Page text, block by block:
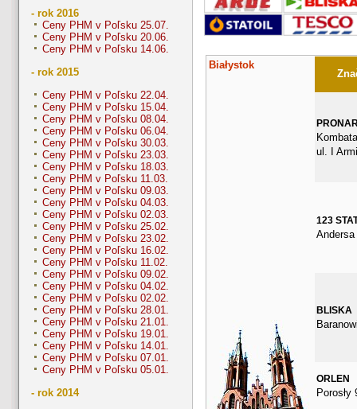
- rok 2016
Ceny PHM v Poľsku 25.07.
Ceny PHM v Poľsku 20.06.
Ceny PHM v Poľsku 14.06.
- rok 2015
Ceny PHM v Poľsku 22.04.
Ceny PHM v Poľsku 15.04.
Ceny PHM v Poľsku 08.04.
Ceny PHM v Poľsku 06.04.
Ceny PHM v Poľsku 30.03.
Ceny PHM v Poľsku 23.03.
Ceny PHM v Poľsku 18.03.
Ceny PHM v Poľsku 11.03.
Ceny PHM v Poľsku 09.03.
Ceny PHM v Poľsku 04.03.
Ceny PHM v Poľsku 02.03.
Ceny PHM v Poľsku 25.02.
Ceny PHM v Poľsku 23.02.
Ceny PHM v Poľsku 16.02.
Ceny PHM v Poľsku 11.02.
Ceny PHM v Poľsku 09.02.
Ceny PHM v Poľsku 04.02.
Ceny PHM v Poľsku 02.02.
Ceny PHM v Poľsku 28.01.
Ceny PHM v Poľsku 21.01.
Ceny PHM v Poľsku 19.01.
Ceny PHM v Poľsku 14.01.
Ceny PHM v Poľsku 07.01.
Ceny PHM v Poľsku 05.01.
- rok 2014
Białystok
ul. I
123
Andersa
BLISKA
ORLEN
Porosły